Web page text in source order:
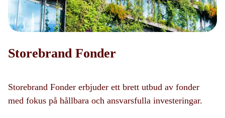
Storebrand Fonder
Storebrand Fonder erbjuder ett brett utbud av fonder
med fokus på hållbara och ansvarsfulla investeringar.